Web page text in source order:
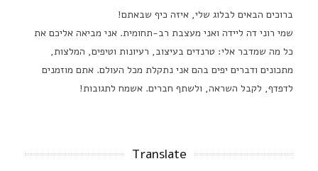
ברוכים הבאים לבלוג שלי, איזה כיף שבאתם!
שמי רוני דה ליידה ואני מעצבת רב-תחומית. אני מביאה אליכם את
כל מה שמדבר אלי: טרנדים בעיצוב, רעיונות וטיפים, המלצות,
מתכונים ודברים יפים בהם אני נתקלת מכל העולם. אתם מוזמנים
לדפדף, לקבל השראה, ולשתף חברים. אשמח לתגובות!
Translate